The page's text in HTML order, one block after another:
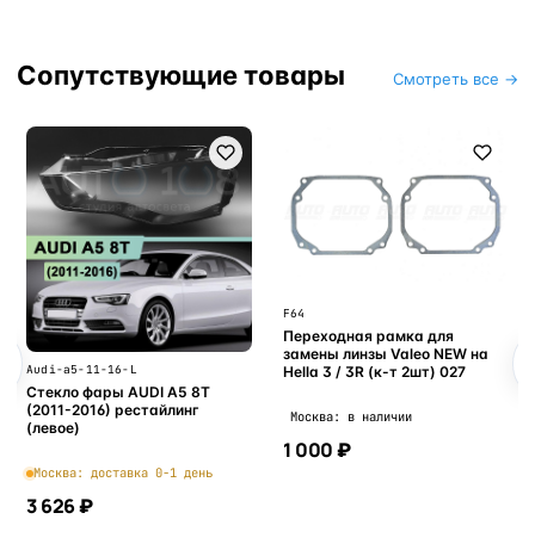
Сопутствующие товары Смотреть все →
Audi-a5-11-16-L
Стекло фары AUDI A5 8T
(2011-2016) рестайлинг
(левое)
Москва: доставка 0-1 день
3 626 ₽
F64
Переходная рамка для
замены линзы Valeo NEW на
Hella 3 / 3R (к-т 2шт) 027
Москва: в наличии
1 000 ₽